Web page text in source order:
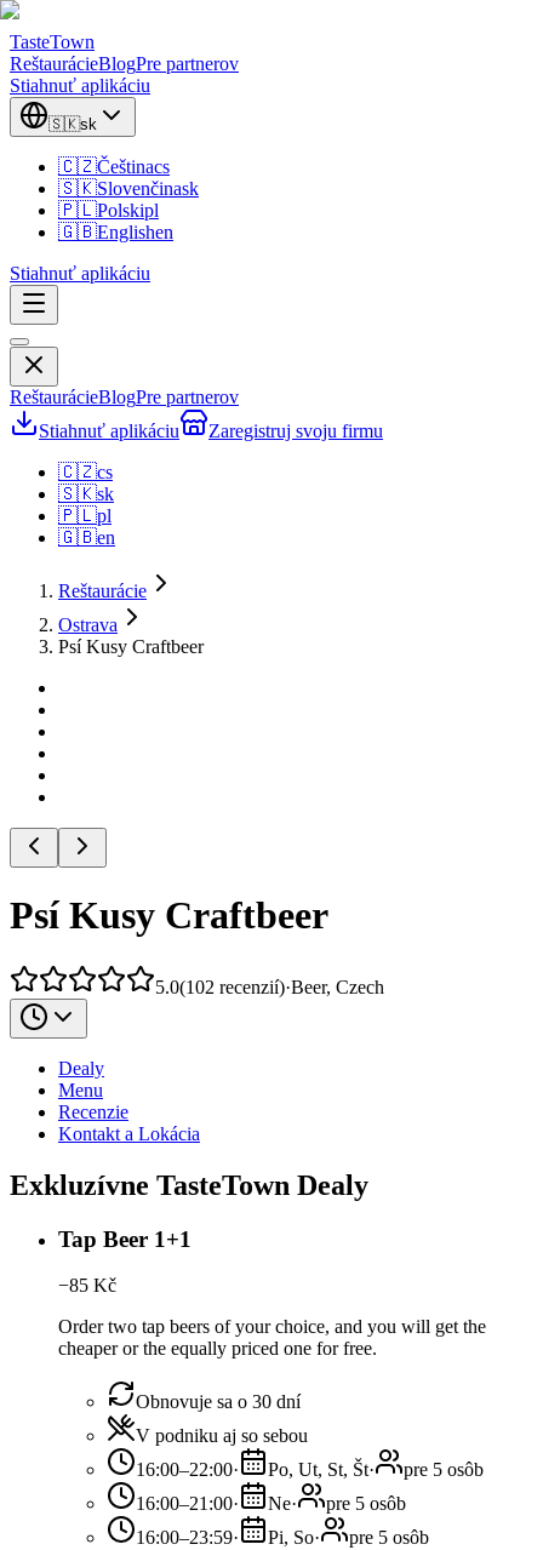
TasteTown
ReštaurácieBlogPre partnerov
Stiahnuť aplikáciu
🇸🇰sk
🇨🇿Češtinacs
🇸🇰Slovenčinask
🇵🇱Polskipl
🇬🇧Englishen
Stiahnuť aplikáciu
ReštaurácieBlogPre partnerov
Stiahnuť aplikáciu
Zaregistruj svoju firmu
🇨🇿cs
🇸🇰sk
🇵🇱pl
🇬🇧en
Reštaurácie
Ostrava
Psí Kusy Craftbeer
Psí Kusy Craftbeer
5.0(102 recenzií)·Beer, Czech
Dealy
Menu
Recenzie
Kontakt a Lokácia
Exkluzívne TasteTown Dealy
Tap Beer 1+1
−85 Kč
Order two tap beers of your choice, and you will get the
cheaper or the equally priced one for free.
Obnovuje sa o 30 dní
V podniku aj so sebou
16:00–22:00· Po, Ut, St, Št·
pre 5 osôb
16:00–21:00· Ne·
pre 5 osôb
16:00–23:59· Pi, So·
pre 5 osôb